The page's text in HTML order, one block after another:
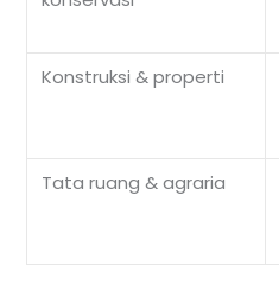
Konstruksi & properti
Tata ruang & agraria